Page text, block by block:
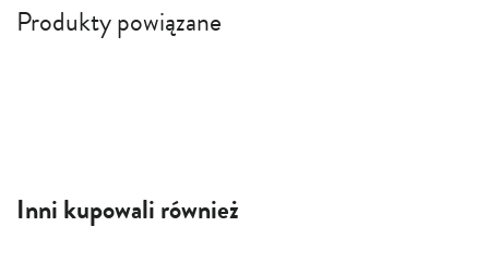
Produkty powiązane
Inni kupowali również